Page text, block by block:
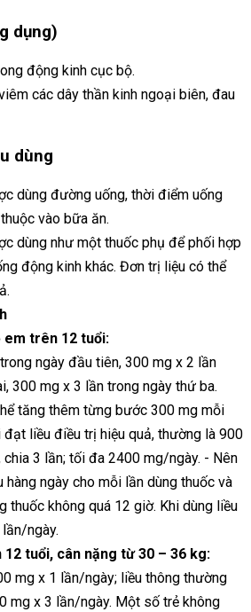
dụng)
động kinh cục bộ.
các dây thần kinh ngoại biên, đau
dùng
dùng đường uống, thời điểm uống
vào bữa ăn.
dùng như một thuốc phụ để phối hợp
động kinh khác. Đơn trị liệu có thể
em trên 12 tuổi:
ngày đầu tiên, 300 mg x 2 lần
300 mg x 3 lần trong ngày thứ ba.
tăng thêm từng bước 300 mg mỗi
đạt liều điều trị hiệu quả, thường là 900
3 lần; tối đa 2400 mg/ngày. - Nên
hàng ngày cho mỗi lần dùng thuốc và
thuốc không quá 12 giờ. Khi dùng liều
ngày.
tuổi, cân nặng từ 30 – 36 kg:
mg x 1 lần/ngày; liều thông thường
mg x 3 lần/ngày. Một số trẻ không